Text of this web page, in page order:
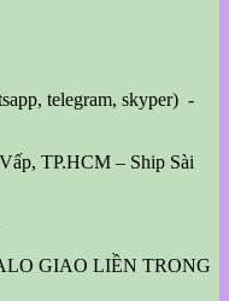
telegram, skyper) -
TP.HCM – Ship Sài
GIAO LIỀN TRONG